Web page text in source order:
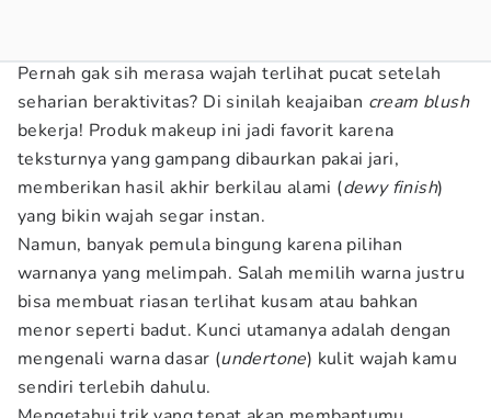
Pernah gak sih merasa wajah terlihat pucat setelah
seharian beraktivitas? Di sinilah keajaiban cream blush
bekerja! Produk makeup ini jadi favorit karena
teksturnya yang gampang dibaurkan pakai jari,
memberikan hasil akhir berkilau alami (dewy finish)
yang bikin wajah segar instan.
Namun, banyak pemula bingung karena pilihan
warnanya yang melimpah. Salah memilih warna justru
bisa membuat riasan terlihat kusam atau bahkan
menor seperti badut. Kunci utamanya adalah dengan
mengenali warna dasar (undertone) kulit wajah kamu
sendiri terlebih dahulu.